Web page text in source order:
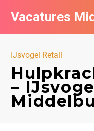
Vacatures
IJsvogel Retail
–
Vacatures per bedrijf